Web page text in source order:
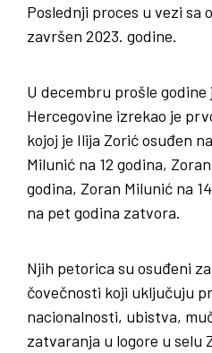
Poslednji proces u vezi sa
završen 2023. godine.
U decembru prošle godine
Hercegovine izrekao je
kojoj je Ilija Zorić osuđen
Milunić na 12 godina,
godina, Zoran Milunić na
na pet godina zatvora.
Njih petorica su osuđeni
čovečnosti koji uključuju
nacionalnosti, ubistva,
zatvaranja u logore u selu